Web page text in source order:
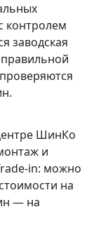
контролем
заводская
ШинКо
и
in: можно
на
— на